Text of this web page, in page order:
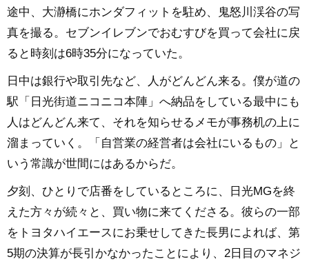
途中、大瀞橋にホンダフィットを駐め、鬼怒川渓谷の写
真を撮る。セブンイレブンでおむすびを買って会社に戻
ると時刻は6時35分になっていた。
日中は銀行や取引先など、人がどんどん来る。僕が道の
駅「日光街道ニコニコ本陣」へ納品をしている最中にも
人はどんどん来て、それを知らせるメモが事務机の上に
溜まっていく。「自営業の経営者は会社にいるもの」と
いう常識が世間にはあるからだ。
夕刻、ひとりで店番をしているところに、日光MGを終
えた方々が続々と、買い物に来てくださる。彼らの一部
をトヨタハイエースにお乗せしてきた長男によれば、第
5期の決算が長引かなかったことにより、2日目のマネジ